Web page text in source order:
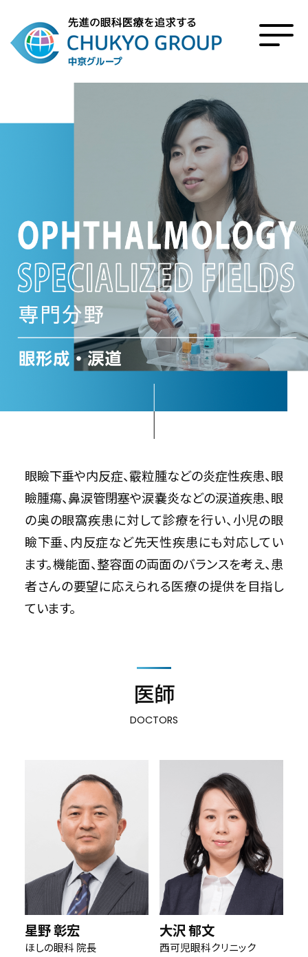
眼瞼下垂や内反症、霰粒腫などの炎症性疾患、眼
瞼腫瘍、鼻涙管閉塞や涙嚢炎などの涙道疾患、眼
の奥の眼窩疾患に対して診療を行い、小児の眼
瞼下垂、内反症など先天性疾患にも対応してい
ます。機能面、整容面の両面のバランスを考え、患
者さんの要望に応えられる医療の提供を目指し
ています。
医師
DOCTORS
星野 彰宏
ほしの眼科 院長
大沢 郁文
西可児眼科クリニック